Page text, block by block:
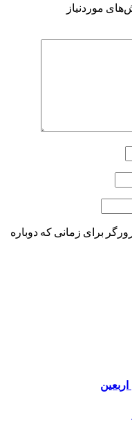
موردنیاز
برای زمانی که دوباره